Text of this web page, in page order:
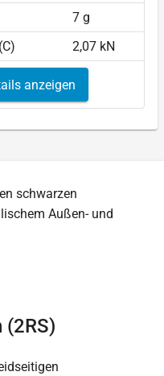
7 g
2,07 kN
anzeigen